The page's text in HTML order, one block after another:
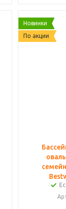
Новинки
По акции